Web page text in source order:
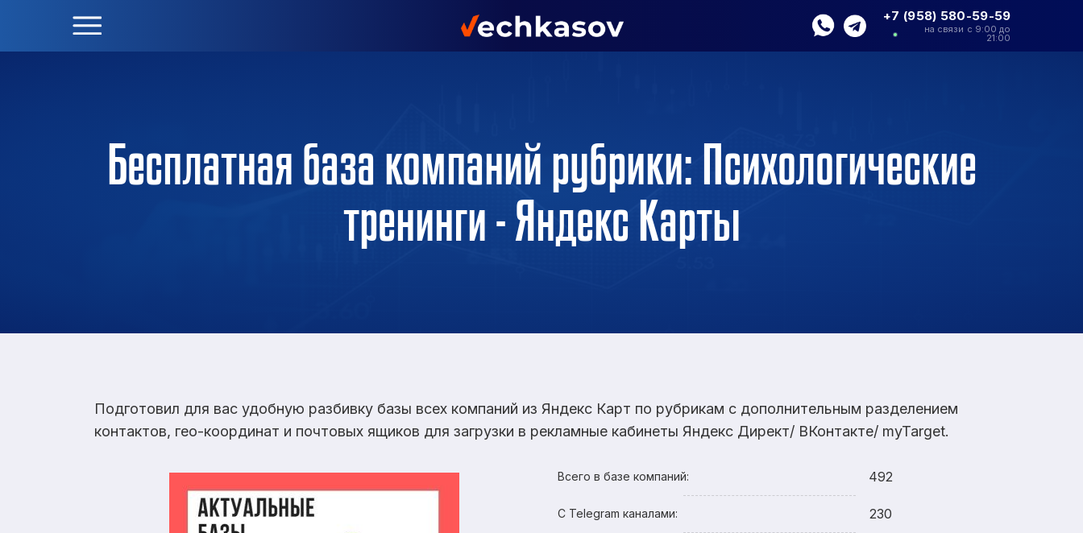
+7 (958) 580-59-59
на связи с 9:00 до
21:00
Бесплатная база компаний рубрики: Психологические
тренинги - Яндекс Карты
Подготовил для вас удобную разбивку базы всех компаний из Яндекс Карт по рубрикам с дополнительным разделением
контактов, гео-координат и почтовых ящиков для загрузки в рекламные кабинеты Яндекс Директ/ ВКонтакте/ myTarget.
Всего в базе компаний: 492
С Telegram каналами: 230